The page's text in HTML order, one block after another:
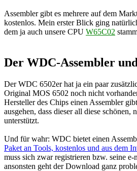
Assembler gibt es mehrere auf dem
kostenlos. Mein erster Blick ging
dem ja auch unsere CPU W65C02
Der WDC-Assembler
Der WDC 6502er hat ja ein paar
Original MOS 6502 noch nicht
Hersteller des Chips einen Assembler
ausgehen, dass dieser all diese schönen,
unterstützt.
Und für wahr: WDC bietet einen
Paket an Tools, kostenlos und aus dem
muss sich zwar registrieren bzw. seine
ansonsten geht der Download ganz